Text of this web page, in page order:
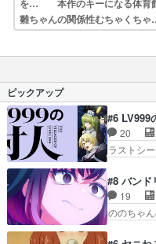
を… 本作のキーになる体育
雛ちゃんの関係性むちゃく
ぁまずメ… 俺氏、雛さんと
ピックアップ
#6 LV999
20
ラストシ
スと10年
スタッフ
ルルの監
人・鏡と
#8 バン
19
ののちゃ
っちゃん